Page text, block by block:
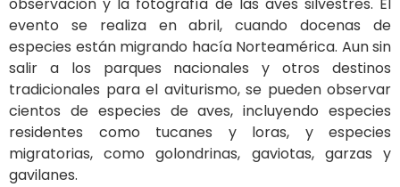
observación y la fotografía de las aves silvestres. El
evento se realiza en abril, cuando docenas de
especies están migrando hacía Norteamérica. Aun sin
salir a los parques nacionales y otros destinos
tradicionales para el aviturismo, se pueden observar
cientos de especies de aves, incluyendo especies
residentes como tucanes y loras, y especies
migratorias, como golondrinas, gaviotas, garzas y
gavilanes.